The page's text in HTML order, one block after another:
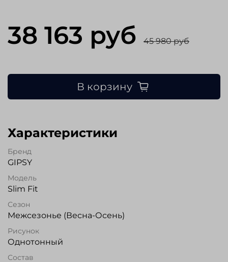
38 163 руб 45 980 руб
В корзину
Характеристики
Бренд
GIPSY
Модель
Slim Fit
Сезон
Межсезонье (Весна-Осень)
Рисунок
Однотонный
Состав